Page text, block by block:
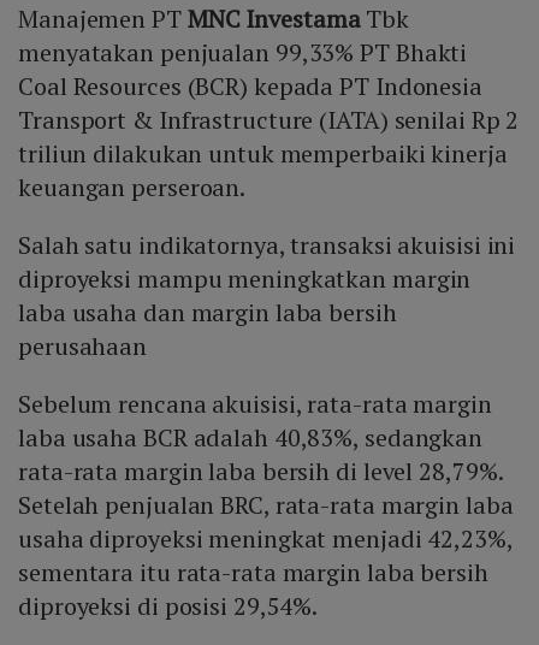
Manajemen PTMNC InvestamaTbk
menyatakan penjualan 99,33% PT Bhakti
Coal Resources (BCR) kepada PT Indonesia
Transport & Infrastructure (IATA) senilai Rp 2
triliun dilakukan untuk memperbaiki kinerja
keuangan perseroan.
Salah satu indikatornya, transaksi akuisisi ini
diproyeksi mampu meningkatkan margin
laba usaha dan margin laba bersih
perusahaan
Sebelum rencana akuisisi, rata-rata margin
laba usaha BCR adalah 40,83%, sedangkan
rata-rata margin laba bersih di level 28,79%.
Setelah penjualan BRC, rata-rata margin laba
usaha diproyeksi meningkat menjadi 42,23%,
sementara itu rata-rata margin laba bersih
diproyeksi di posisi 29,54%.